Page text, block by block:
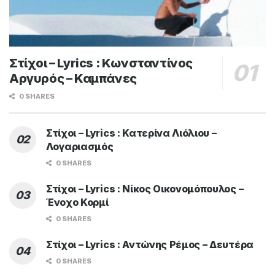
Στίχοι – Lyrics : Κωνσταντίνος
Αργυρός – Καμπάνες
0 SHARES
Στίχοι – Lyrics : Κατερίνα Λιόλιου –
Λογαριασμός
0 SHARES
Στίχοι – Lyrics : Νίκος Οικονομόπουλος –
Ένοχο Κορμί
0 SHARES
Στίχοι – Lyrics : Αντώνης Ρέμος – Δευτέρα
0 SHARES